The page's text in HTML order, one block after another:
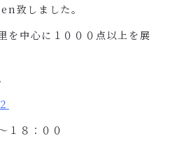
致しました。
を中心に１０００点以上を展
１８：００